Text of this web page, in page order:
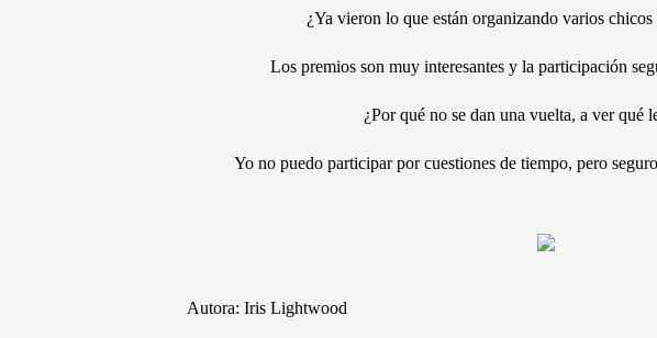
¿Ya vieron lo que están organizando varios
Los premios son muy interesantes y la participación
¿Por qué no se dan una vuelta, a ver qué
Yo no puedo participar por cuestiones de tiempo, pero
Autora: Iris Lightwood